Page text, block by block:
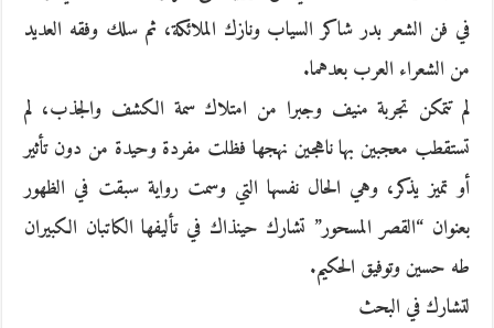
في فن الشعر بدر شاكر السياب ونازك الملائكة، ثم سلك وفقه العديد
من الشعراء العرب بعدهما.
لم تتمكن تجربة منيف وجبرا من امتلاك سمة الكشف والجذب، لم
تستقطب معجبين بها ناهجين نهجها فظلت مفردة وحيدة من دون تأثير
أو تميز يذكر، وهي الحال نفسها التي وسمت رواية سبقت في الظهور
بعنوان “القصر المسحور” تشارك حينذاك في تأليفها الكاتبان الكبيران
طه حسين وتوفيق الحكيم.
لتشارك في البحث